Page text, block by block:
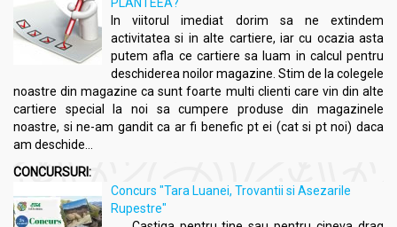
In viitorul imediat dorim sa ne extindem
activitatea si in alte cartiere, iar cu ocazia asta
putem afla ce cartiere sa luam in calcul pentru
deschiderea noilor magazine. Stim de la colegele
noastre din magazine ca sunt foarte multi clienti care vin din alte
cartiere special la noi sa cumpere produse din magazinele
noastre, si ne-am gandit ca ar fi benefic pt ei (cat si pt noi) daca
am deschide...
CONCURSURI:
Concurs "Tara Luanei, Trovantii si Asezarile
Rupestre"